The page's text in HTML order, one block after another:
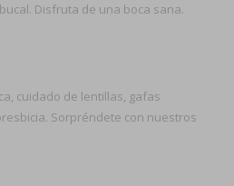
Disfruta de una boca sana.
cuidado de lentillas, gafas
Sorpréndete con nuestros